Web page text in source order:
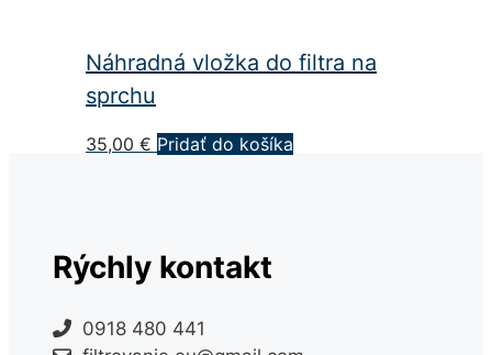
Náhradná vložka do filtra na
sprchu
35,00 € Pridať do košíka
Rýchly kontakt
0918 480 441